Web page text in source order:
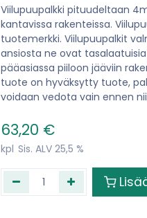
Viilupuupalkki pituudeltaan
kantavissa rakenteissa.
tuotemerkki. Viilupuupalkit
ansiosta ne ovat
pääasiassa piiloon jääviin
tuote on hyväksytty tuote,
voidaan vedota vain ennen
63,20 €
kpl Sis. ALV 25,5 %